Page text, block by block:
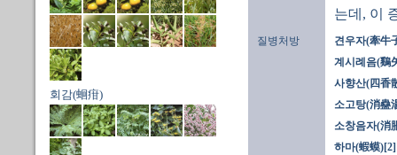
회감(蛔疳)
는데, 이
질병처방
견우자(牽牛
계시례음(鷄
사향산(四香
소고탕(消蠱
소창음자(消
하마(蝦蟆)[2]